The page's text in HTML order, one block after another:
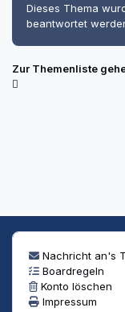
Dieses Thema
beantwortet
Zur Themenliste
Nachricht an's
Boardregeln
Konto löschen
Impressum